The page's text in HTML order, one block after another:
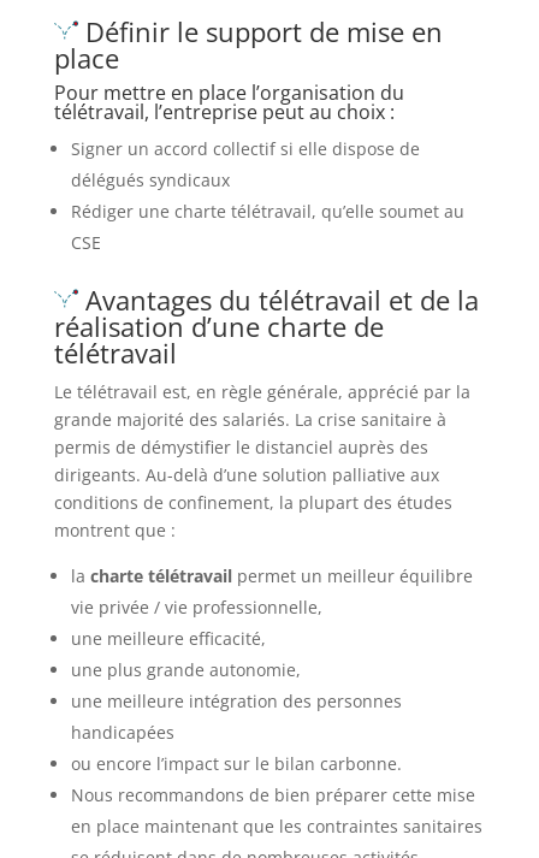
Définir le support de mise en
place
Pour mettre en place l’organisation du
télétravail, l’entreprise peut au choix :
Signer un accord collectif si elle dispose de
délégués syndicaux
Rédiger une charte télétravail, qu’elle soumet au
CSE
Avantages du télétravail et de la
réalisation d’une charte de
télétravail
Le télétravail est, en règle générale, apprécié par la
grande majorité des salariés. La crise sanitaire à
permis de démystifier le distanciel auprès des
dirigeants. Au-delà d’une solution palliative aux
conditions de confinement, la plupart des études
montrent que :
la charte télétravailpermet un meilleur équilibre
vie privée / vie professionnelle,
une meilleure efficacité,
une plus grande autonomie,
une meilleure intégration des personnes
handicapées
ou encore l’impact sur le bilan carbonne.
Nous recommandons de bien préparer cette mise
en place maintenant que les contraintes sanitaires